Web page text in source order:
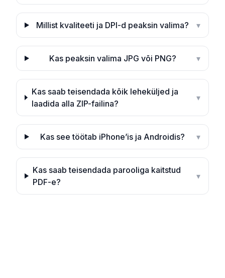
Millist kvaliteeti ja DPI-d peaksin valima? ▾
Kas peaksin valima JPG või PNG? ▾
Kas saab teisendada kõik leheküljed ja
laadida alla ZIP-failina?
▾
Kas see töötab iPhone’is ja Androidis? ▾
Kas saab teisendada parooliga kaitstud
PDF-e?
▾